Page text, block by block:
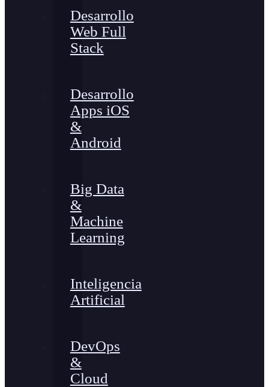
Desarrollo
Web Full
Stack
Desarrollo
Apps iOS
&
Android
Big Data
&
Machine
Learning
Inteligencia
Artificial
DevOps
&
Cloud